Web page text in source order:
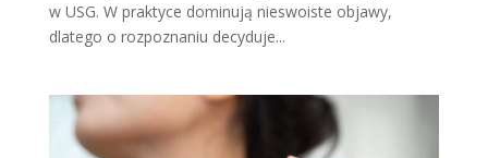
w USG. W praktyce dominują nieswoiste objawy,
dlatego o rozpoznaniu decyduje...